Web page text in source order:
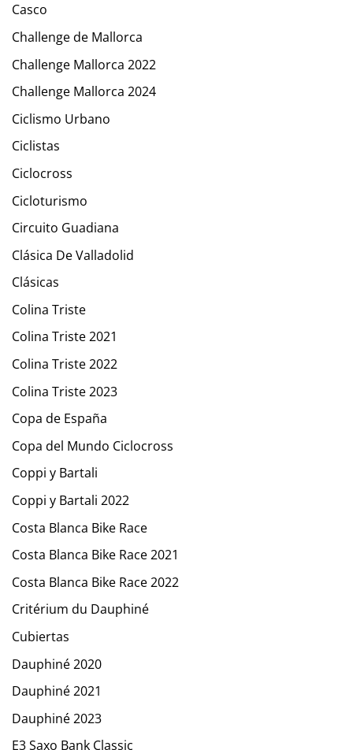
Casco
Challenge de Mallorca
Challenge Mallorca 2022
Challenge Mallorca 2024
Ciclismo Urbano
Ciclistas
Ciclocross
Cicloturismo
Circuito Guadiana
Clásica De Valladolid
Clásicas
Colina Triste
Colina Triste 2021
Colina Triste 2022
Colina Triste 2023
Copa de España
Copa del Mundo Ciclocross
Coppi y Bartali
Coppi y Bartali 2022
Costa Blanca Bike Race
Costa Blanca Bike Race 2021
Costa Blanca Bike Race 2022
Critérium du Dauphiné
Cubiertas
Dauphiné 2020
Dauphiné 2021
Dauphiné 2023
E3 Saxo Bank Classic